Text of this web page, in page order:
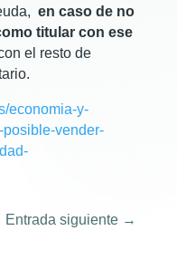
en caso de no
titular con ese
el resto de
economia-y-
vender-
Entrada siguiente →